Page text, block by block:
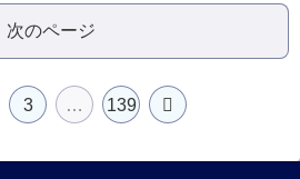
次のページ
3 … 139